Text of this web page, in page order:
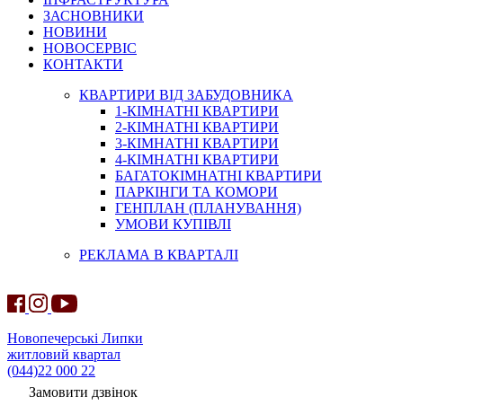
ЗАСНОВНИКИ
НОВИНИ
НОВОСЕРВІС
КОНТАКТИ
КВАРТИРИ ВІД ЗАБУДОВНИКА
1-КІМНАТНІ КВАРТИРИ
2-КІМНАТНІ КВАРТИРИ
3-КІМНАТНІ КВАРТИРИ
4-КІМНАТНІ КВАРТИРИ
БАГАТОКІМНАТНІ КВАРТИРИ
ПАРКІНГИ ТА КОМОРИ
ГЕНПЛАН (ПЛАНУВАННЯ)
УМОВИ КУПІВЛІ
РЕКЛАМА В КВАРТАЛІ
Новопечерські Липки
житловий квартал
(044)22 000 22
Замовити дзвінок